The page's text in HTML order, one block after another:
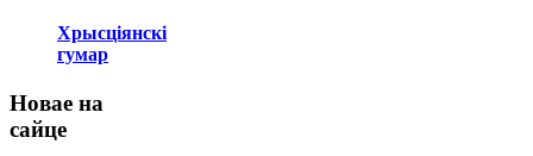
Хрысціянскі
гумар
Новае на
сайце